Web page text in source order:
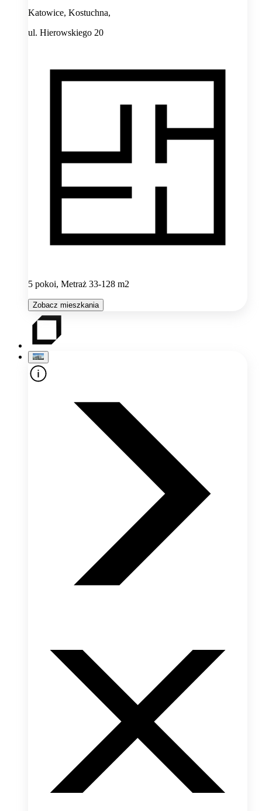
Katowice, Kostuchna,
ul. Hierowskiego 20
5 pokoi, Metraż 33-128 m2
Zobacz mieszkania